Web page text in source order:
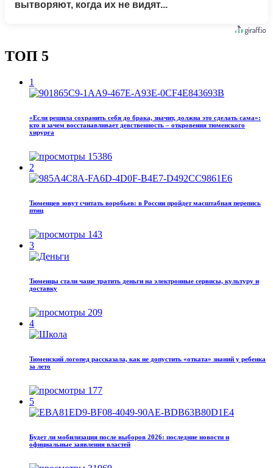
вытворяют, когда их не видят...
ТОП 5
1
«Если решила сохранить себя до брака, значит, должна это сделать сама»:
кто и зачем восстанавливает девственность – откровения тюменского
хирурга
15386
2
Тюменцев зовут считать воробьев: в России пройдет масштабная перепись
птиц
143
3
Тюменцы стали чаще тратить деньги на электронные сервисы, культуру и
доставку
209
4
Тюменский логопед рассказала, как не допустить «отката» знаний у ребенка
за лето
177
5
Будет ли мобилизация после выборов 2026: последние новости и
официальные заявления властей